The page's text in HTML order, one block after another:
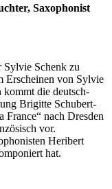
Saxophonist
Sylvie Schenk zu
Erscheinen von Sylvie
kommt die deutsch-
Brigitte Schubert-
France“ nach Dresden
vor.
Heribert
hat.